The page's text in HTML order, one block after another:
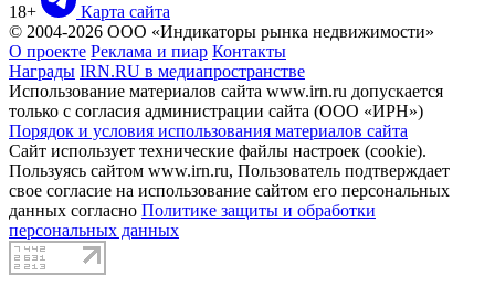
18+
Карта сайта
© 2004-2026 ООО «Индикаторы рынка недвижимости»
О проекте Реклама и пиар Контакты
Награды IRN.RU в медиапространстве
Использование материалов сайта www.irn.ru допускается
только с согласия администрации сайта (ООО «ИРН»)
Порядок и условия использования материалов сайта
Сайт использует технические файлы настроек (cookie).
Пользуясь сайтом www.irn.ru, Пользователь подтверждает
свое согласие на использование сайтом его персональных
данных согласно Политике защиты и обработки
персональных данных